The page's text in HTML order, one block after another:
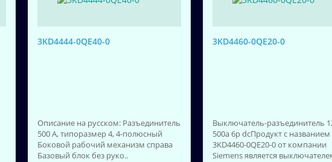
3KD4444-0QE40-0
Описание на русском: Разъединитель
500 A, типоразмер 4, 4-полюсный
Боковой рабочий механизм справа
Базовый блок без руко..
3KD4460-0QE20-0
Выключатель-разъединитель
500a 6p dcПродукт с названием
3KD4460-0QE20-0 от компании
Siemens является